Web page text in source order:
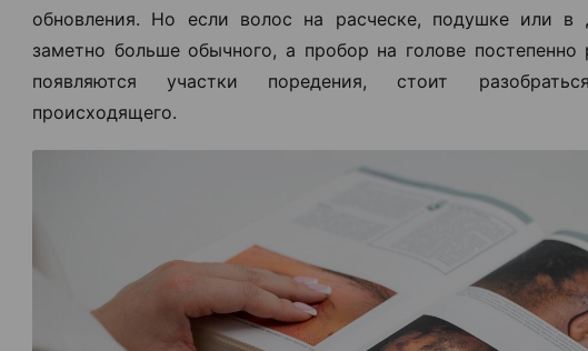
обновления. Но если волос на расческе, подушке или в
заметно больше обычного, а пробор на голове постепенно
появляются участки поредения, стоит
происходящего.